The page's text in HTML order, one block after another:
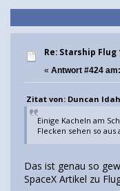
Re: Starship Flug
« Antwort #424 am:
Zitat von: Duncan
Einige Kacheln am
Flecken sehen so aus
Das ist genau so
SpaceX Artikel zu